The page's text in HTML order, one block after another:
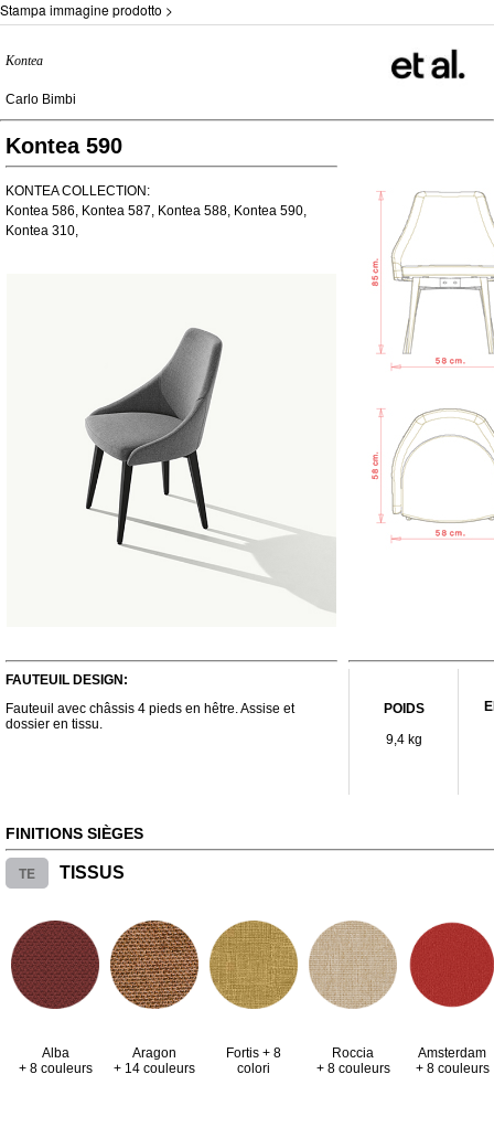
Stampa immagine prodotto >
Kontea
Carlo Bimbi
Kontea 590
KONTEA COLLECTION:
Kontea 586, Kontea 587, Kontea 588, Kontea 590,
Kontea 310,
FAUTEUIL DESIGN:
Fauteuil avec châssis 4 pieds en hêtre. Assise et
dossier en tissu.
POIDS
9,4 kg
FINITIONS SIÈGES
TE TISSUS
Alba
+ 8 couleurs
Aragon
+ 14 couleurs
Fortis + 8
colori
Roccia
+ 8 couleurs
Amsterdam
+ 8 couleurs